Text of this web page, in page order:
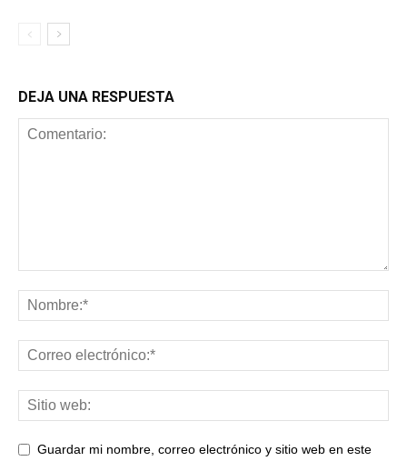
DEJA UNA RESPUESTA
Guardar mi nombre, correo electrónico y sitio web en este